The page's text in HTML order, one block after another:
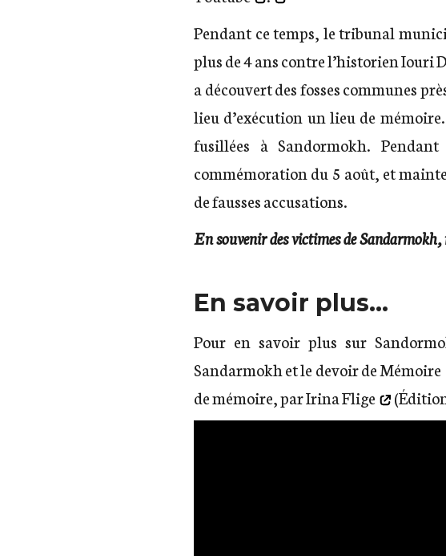
Pendant ce temps, le tribunal
plus de 4 ans contre l’historien Iouri
a découvert des fosses communes
lieu d’exécution un lieu de
fusillées à Sandormokh.
commémoration du 5 août, et
de fausses accusations.
En souvenir des victimes de
En savoir plus…
Pour en savoir plus sur
Sandarmokh et le devoir de Mémoire
de mémoire, par Irina Flige